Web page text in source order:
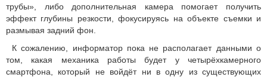
трубы», либо дополнительная камера помогает получить
эффект глубины резкости, фокусируясь на объекте съемки и
размывая задний фон.
К сожалению, информатор пока не располагает данными о
том, какая механика работы будет у четырёхкамерного
смартфона, который не войдёт ни в одну из существующих